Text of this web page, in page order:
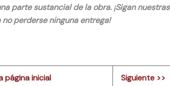
parte sustancial de la obra. ¡Sigan
perderse ninguna entrega!
página inicial Siguiente >>